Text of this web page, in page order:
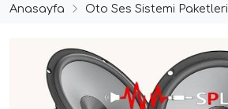
Anasayfa Oto Ses Sistemi Paketleri